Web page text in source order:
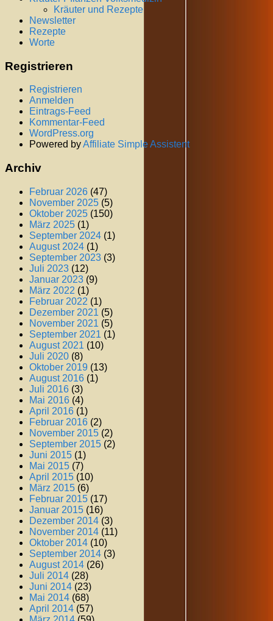
Kräuter und Rezepte
Newsletter
Rezepte
Worte
Registrieren
Registrieren
Anmelden
Eintrags-Feed
Kommentar-Feed
WordPress.org
Powered byAffiliate Simple Assistent
Archiv
Februar 2026 (47)
November 2025 (5)
Oktober 2025 (150)
März 2025 (1)
September 2024 (1)
August 2024 (1)
September 2023 (3)
Juli 2023 (12)
Januar 2023 (9)
März 2022 (1)
Februar 2022 (1)
Dezember 2021 (5)
November 2021 (5)
September 2021 (1)
August 2021 (10)
Juli 2020 (8)
Oktober 2019 (13)
August 2016 (1)
Juli 2016 (3)
Mai 2016 (4)
April 2016 (1)
Februar 2016 (2)
November 2015 (2)
September 2015 (2)
Juni 2015 (1)
Mai 2015 (7)
April 2015 (10)
März 2015 (6)
Februar 2015 (17)
Januar 2015 (16)
Dezember 2014 (3)
November 2014 (11)
Oktober 2014 (10)
September 2014 (3)
August 2014 (26)
Juli 2014 (28)
Juni 2014 (23)
Mai 2014 (68)
April 2014 (57)